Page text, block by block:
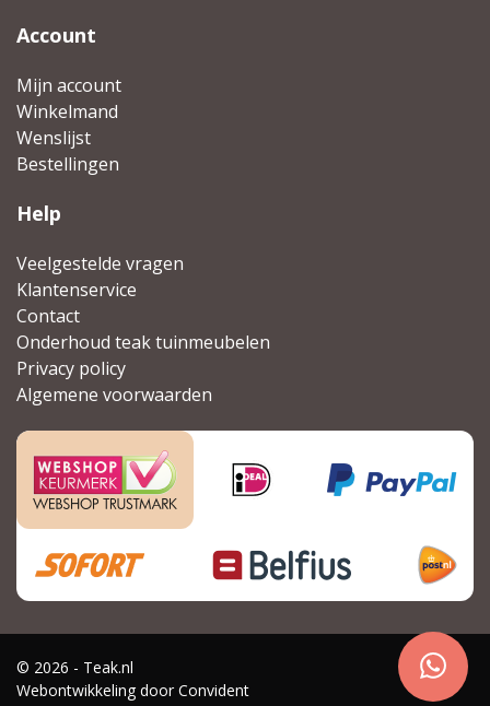
Account
Mijn account
Winkelmand
Wenslijst
Bestellingen
Help
Veelgestelde vragen
Klantenservice
Contact
Onderhoud teak tuinmeubelen
Privacy policy
Algemene voorwaarden
© 2026 - Teak.nl
Webontwikkeling door Convident